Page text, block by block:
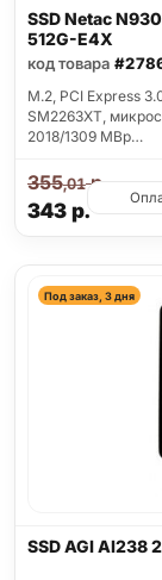
SSD Netac
512G-E4X
код товара
M.2, PCI Express
SM2263XT,
2018/1309 MBp…
343р.
355,01р.
Под заказ, 3 дня
SSD AGI AI238